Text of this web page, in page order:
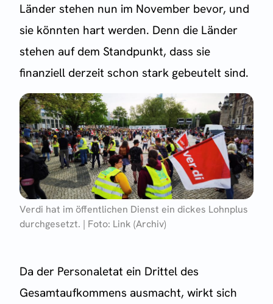
Länder stehen nun im November bevor, und
sie könnten hart werden. Denn die Länder
stehen auf dem Standpunkt, dass sie
finanziell derzeit schon stark gebeutelt sind.
Verdi hat im öffentlichen Dienst ein dickes Lohnplus
durchgesetzt. | Foto: Link (Archiv)
Da der Personaletat ein Drittel des
Gesamtaufkommens ausmacht, wirkt sich